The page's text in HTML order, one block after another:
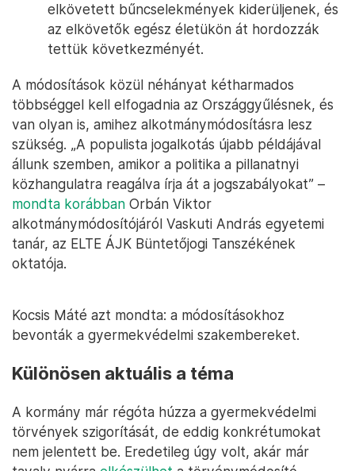
elkövetett bűncselekmények kiderüljenek, és
az elkövetők egész életükön át hordozzák
tettük következményét.
A módosítások közül néhányat kétharmados
többséggel kell elfogadnia az Országgyűlésnek, és
van olyan is, amihez alkotmánymódosításra lesz
szükség. „A populista jogalkotás újabb példájával
állunk szemben, amikor a politika a pillanatnyi
közhangulatra reagálva írja át a jogszabályokat” –
mondta korábban Orbán Viktor
alkotmánymódosítójáról Vaskuti András egyetemi
tanár, az ELTE ÁJK Büntetőjogi Tanszékének
oktatója.
Kocsis Máté azt mondta: a módosításokhoz
bevonták a gyermekvédelmi szakembereket.
Különösen aktuális a téma
A kormány már régóta húzza a gyermekvédelmi
törvények szigorítását, de eddig konkrétumokat
nem jelentett be. Eredetileg úgy volt, akár már